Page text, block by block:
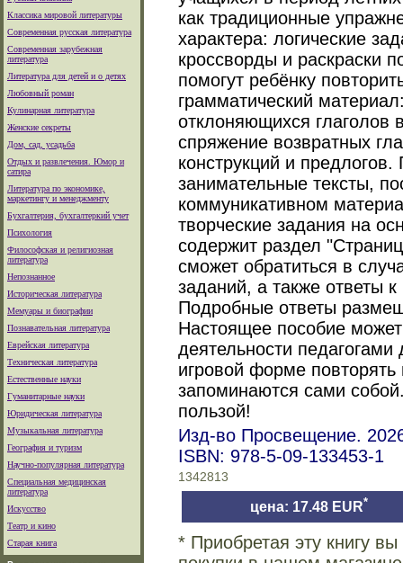
Классика мировой литературы
Современная русская литература
Современная зарубежная
литература
Литература для детей и о детях
Любовный роман
Кулинарная литература
Женские секреты
Дом, сад, усадьба
Отдых и развлечения. Юмор и
сатира
Литература по экономике,
маркетингу и менеджменту
Бухгалтерия, бухгалтеркий учет
Психология
Философская и религиозная
литература
Непознанное
Историческая литература
Мемуары и биографии
Познавательная литература
Еврейская литература
Техническая литература
Естественные науки
Гуманитарные науки
Юридическая литература
Музыкальная литература
География и туризм
Научно-популярная литература
Специальная медицинская
литература
Искусство
Театр и кино
Старая книга
как традиционные
характера: логические
кроссворды и раскраски
помогут ребёнку
грамматический
отклоняющихся
спряжение возвратных
конструкций и
занимательные тексты,
коммуникативном
творческие задания на
содержит раздел
сможет обратиться в
заданий, а также ответы
Подробные ответы
Настоящее пособие
деятельности
игровой форме повторять
запоминаются сами
пользой!
Изд-во Просвещение.
ISBN: 978-5-09-133453-1
1342813
цена: 17.48 EUR*
* Приобретая эту книгу